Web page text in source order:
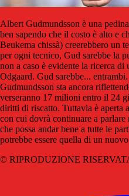
Albert Gudmundsson è una
ben sapendo che il costo è alto e
Beukema chissà) creerebbero un
per ogni tecnico, Gud sarebbe la
non a caso è evidente la ricerca di
Odgaard. Gud sarebbe...
Gudmundsson sta ancora
verseranno 17 milioni entro il 24
diritti di riscatto. Tuttavia è aperta
con cui dovrà continuare a parlare
che possa andar bene a tutte le
potrebbe essere quella di un
© RIPRODUZIONE